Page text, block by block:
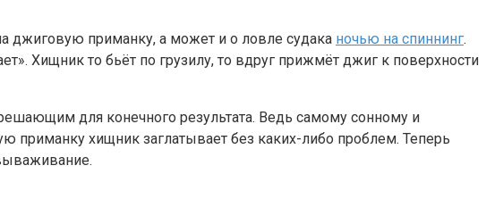
джиговую приманку, а может и о ловле судака ночью на спиннинг.
Хищник то бьёт по грузилу, то вдруг прижмёт джиг к поверхности
для конечного результата. Ведь самому сонному и
хищник заглатывает без каких-либо проблем. Теперь